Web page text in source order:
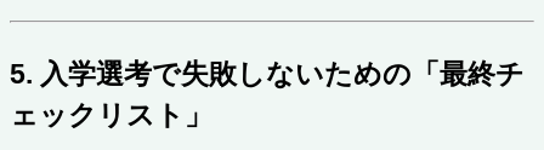
5. 入学選考で失敗しないための「最終チ
ェックリスト」